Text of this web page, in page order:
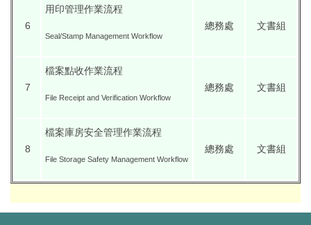
6
用印管理作業流程
Seal/Stamp Management Workflow
總務處 文書組
7
檔案點收作業流程
File Receipt and Verification Workflow
總務處 文書組
8
檔案庫房安全管理作業流程
File Storage Safety Management Workflow
總務處 文書組